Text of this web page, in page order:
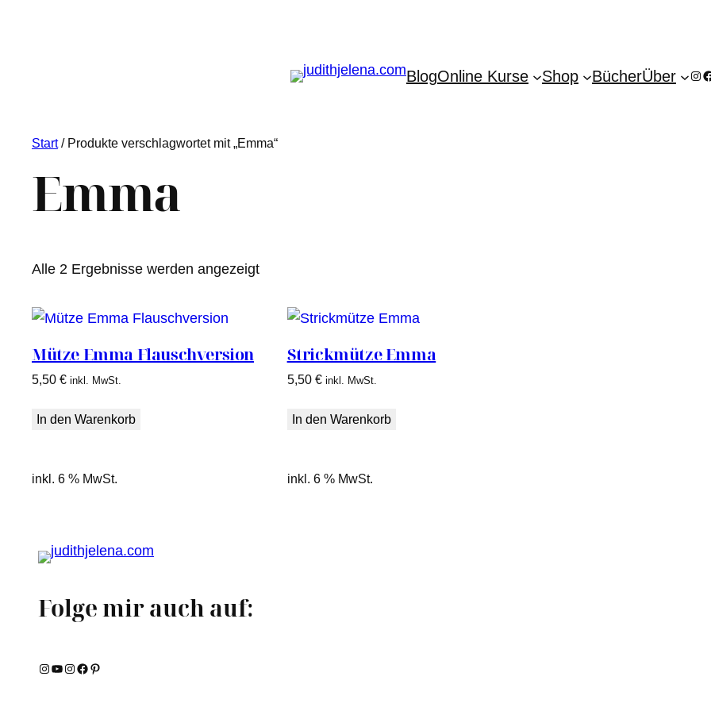
BlogOnline Kurse Shop BücherÜber
Start/ Produkte verschlagwortet mit „Emma“
Emma
Alle 2 Ergebnisse werden angezeigtNach
sortiert
Mütze Emma Flauschversion
5,50 € inkl. MwSt.
In den Warenkorb
inkl. 6 % MwSt.
Strickmütze Emma
5,50 € inkl. MwSt.
In den Warenkorb
inkl. 6 % MwSt.
Folge mir auch auf:
Instagram YouTube Instagram Facebook Pinterest